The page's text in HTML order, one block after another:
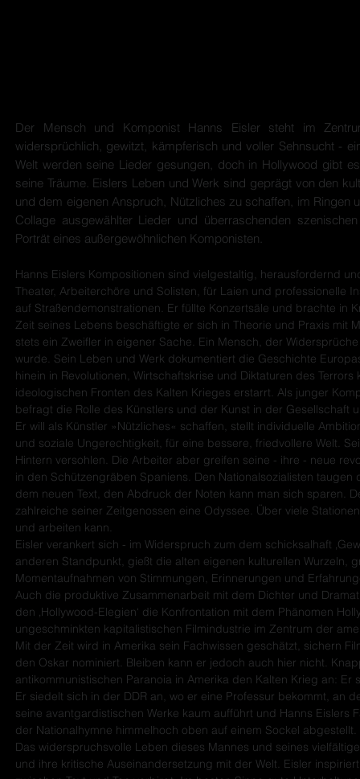
Der Mensch und Komponist Hanns Eisler steht im
widersprüchlich, gewitzt, kämpferisch und voller Sehnsucht -
Welt werden seine Lieder gesungen, doch in Hollywood gibt
seine Träume. Eislers Leben und Werk sind geprägt von den
und dem eigenen Anspruch, Nützliches zu schaffen, im
Collage ausgewählter Lieder und überraschenden
Porträt eines außergewöhnlichen Komponisten.
Hanns Eislers Kompositionen sind vielgestaltig, herausfordernd
Theater, Arbeiterchöre und Solisten, für Laien und professionelle
auf Straßendemonstrationen. Er füllte Konzertsäle und brachte in
Zeit seines Lebens beschäftigte er sich in Theorie und Praxis mit
stets ein Zweifler in eigener Sache. Ein Mensch, der
wurde. Sein Leben und Werk dokumentiert die Geschichte
hinein in Revolutionen, Wirtschaftskrise und Diktaturen des
ideologischen Fronten des Kalten Krieges erstarrt. Als junger
befragt die Rolle des Künstlers und der Kunst in der Gesellschaft
Er will als Künstler »Nützliches« schaffen, stellt individuelle
und soziale Ungerechtigkeit, für eine bessere, friedvollere Welt.
Hintern versohlen. Die Arbeiter aber greifen seine - ihre - neue
in den Schützengräben Spaniens. Den Nationalsozialisten
dem neuen Text, den Abdruck der Noten kann man sich sparen.
zahlreiche seiner Zeitgenossen eine Odyssee. Über viele
und arbeiten kann.
Eisler verankert sich - im Widerspruch zum dem schicksalhaft
anderen Standpunkt, gießt die alten eigenen kulturellen
Momentaufnahmen von Stimmungen, Erinnerungen und
Auch die produktive Zusammenarbeit mit dem Dichter und
den ‚Hollywood-Elegien‘ die Konfrontation mit dem Phänomen
ungeschminkten kapitalistischen Filmindustrie im Zentrum der
Mit der Zeit wird in Amerika sein Fachwissen geschätzt, sichern
den Oskar nominiert. Bleiben kann er jedoch auch hier nicht.
antikommunistischen Paranoia in Amerika den Kalten Krieg an:
Er siedelt sich in der DDR an, wo er eine Professur bekommt, an
seine avantgardistischen Werke kaum aufführt und Hanns
der Nationalhymne himmelhoch oben auf einem Sockel abgestellt.
Das widerspruchsvolle Leben dieses Mannes und seines
und ihre kritische Auseinandersetzung mit der Welt. Eisler